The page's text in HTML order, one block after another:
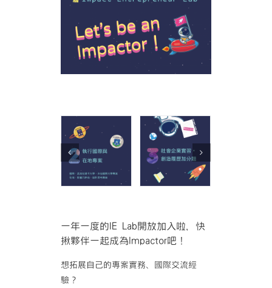
一年一度的IE Lab開放加入啦，快
揪夥伴一起成為Impactor吧！
想拓展自己的專案實務、國際交流經
驗？